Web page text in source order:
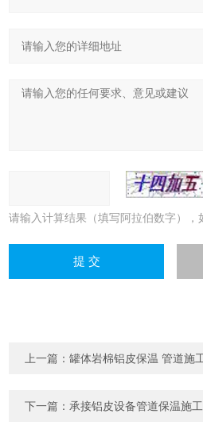
请输入计算结果（填写阿拉伯数字），
上一篇：罐体岩棉铝皮保温 管道施
下一篇： 承接铝皮设备管道保温施